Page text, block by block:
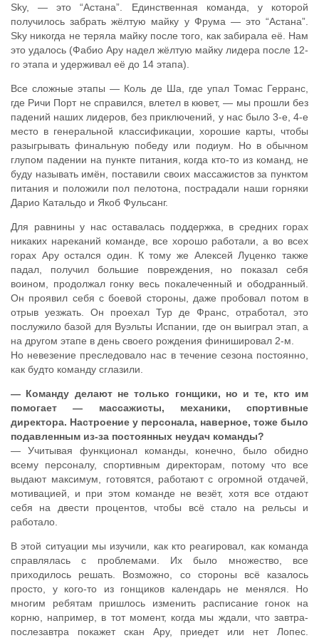
Sky, — это “Астана”. Единственная команда, у которой
получилось забрать жёлтую майку у Фрума — это “Астана”.
Sky никогда не теряла майку после того, как забирала её. Нам
это удалось (Фабио Ару надел жёлтую майку лидера после 12-
го этапа и удерживал её до 14 этапа).
Все сложные этапы — Коль де Ша, где упал Томас Герранс,
где Ричи Порт не справился, влетел в кювет, — мы прошли без
падений наших лидеров, без приключений, у нас было 3-е, 4-е
место в генеральной классификации, хорошие карты, чтобы
разыгрывать финальную победу или подиум. Но в обычном
глупом падении на пункте питания, когда кто-то из команд, не
буду называть имён, поставили своих массажистов за пунктом
питания и положили пол пелотона, пострадали наши горняки
Дарио Катальдо и Якоб Фульсанг.
Для равнины у нас оставалась поддержка, в средних горах
никаких нареканий команде, все хорошо работали, а во всех
горах Ару остался один. К тому же Алексей Луценко также
падал, получил большие повреждения, но показал себя
воином, продолжал гонку весь покалеченный и ободранный.
Он проявил себя с боевой стороны, даже пробовал потом в
отрыв уезжать. Он проехал Тур де Франс, отработал, это
послужило базой для Вуэльты Испании, где он выиграл этап, а
на другом этапе в день своего рождения финишировал 2-м.
Но невезение преследовало нас в течение сезона постоянно,
как будто команду сглазили.
— Команду делают не только гонщики, но и те, кто им
помогает — массажисты, механики, спортивные
директора. Настроение у персонала, наверное, тоже было
подавленным из-за постоянных неудач команды?
— Учитывая функционал команды, конечно, было обидно
всему персоналу, спортивным директорам, потому что все
выдают максимум, готовятся, работают с огромной отдачей,
мотивацией, и при этом команде не везёт, хотя все отдают
себя на двести процентов, чтобы всё стало на рельсы и
работало.
В этой ситуации мы изучили, как кто реагировал, как команда
справлялась с проблемами. Их было множество, все
приходилось решать. Возможно, со стороны всё казалось
просто, у кого-то из гонщиков календарь не менялся. Но
многим ребятам пришлось изменить расписание гонок на
корню, например, в тот момент, когда мы ждали, что завтра-
послезавтра покажет скан Ару, приедет или нет Лопес.